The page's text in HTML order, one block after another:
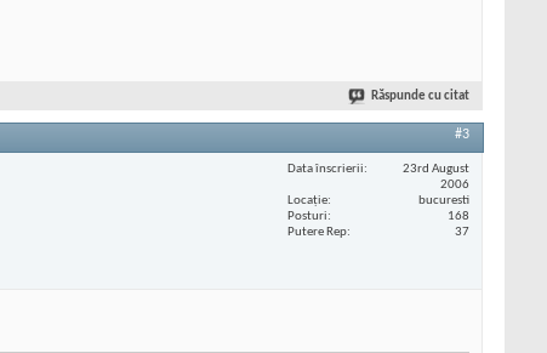
Răspunde cu citat
#3
Data înscrierii
23rd August
2006
Locaţie
bucuresti
Posturi
168
Putere Rep
37